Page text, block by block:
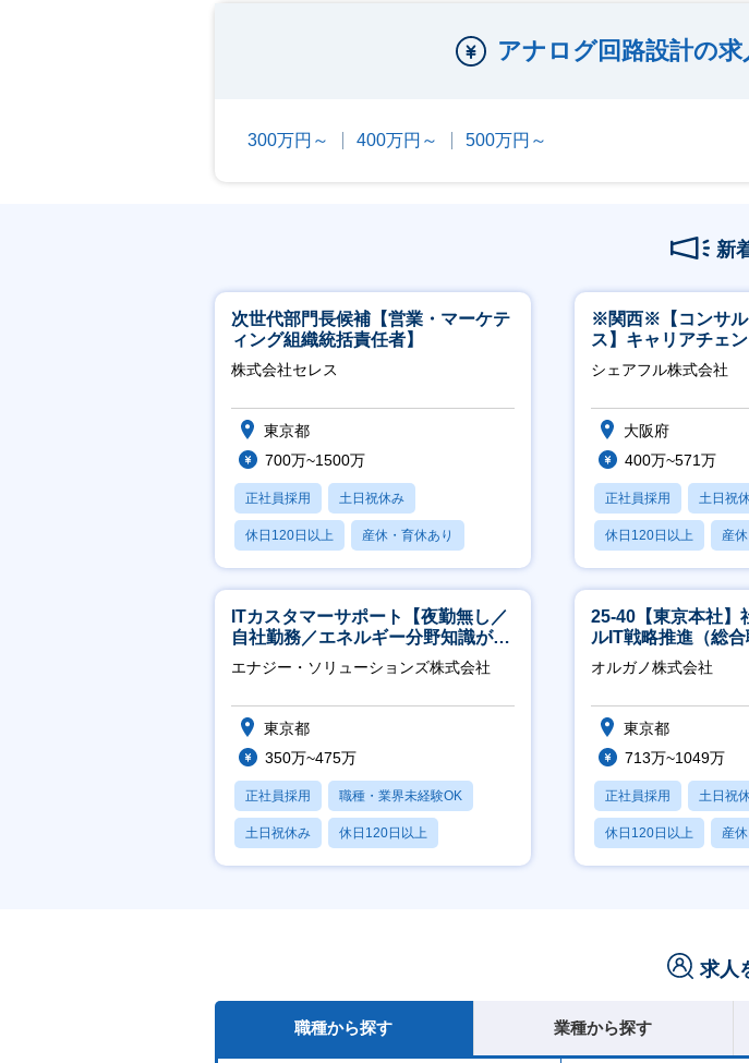
アナログ回路設計の
300万円～ 400万円～ 500万円～
新
次世代部門長候補【営業・マーケテ
ィング組織統括責任者】
株式会社セレス
東京都
700万~1500万
正社員採用 土日祝休み
休日120日以上 産休・育休あり
賞与あり
※関西※【コンサル
ス】キャリアチェ
ービス『シェアフル
シェアフル株式会社
大阪府
400万~571万
正社員採用 土日祝
休日120日以上 産
賞与あり
ITカスタマーサポート【夜勤無し／
自社勤務／エネルギー分野知識が身
につきます】
エナジー・ソリューションズ株式会社
東京都
350万~475万
正社員採用 職種・業界未経験OK
土日祝休み 休日120日以上
産休・育休あり
25-40【東京本社】
ルIT戦略推進（総合
オルガノ株式会社
東京都
713万~1049万
正社員採用 土日祝
休日120日以上 産
月残業20時間以内
求人
職種から探す 業種から探す